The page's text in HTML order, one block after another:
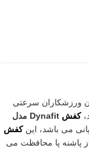
ورزشکاران سرعتی
کفش
Dynafit مدل
می باشد، اینکفش
پاشنه پا محافظت می